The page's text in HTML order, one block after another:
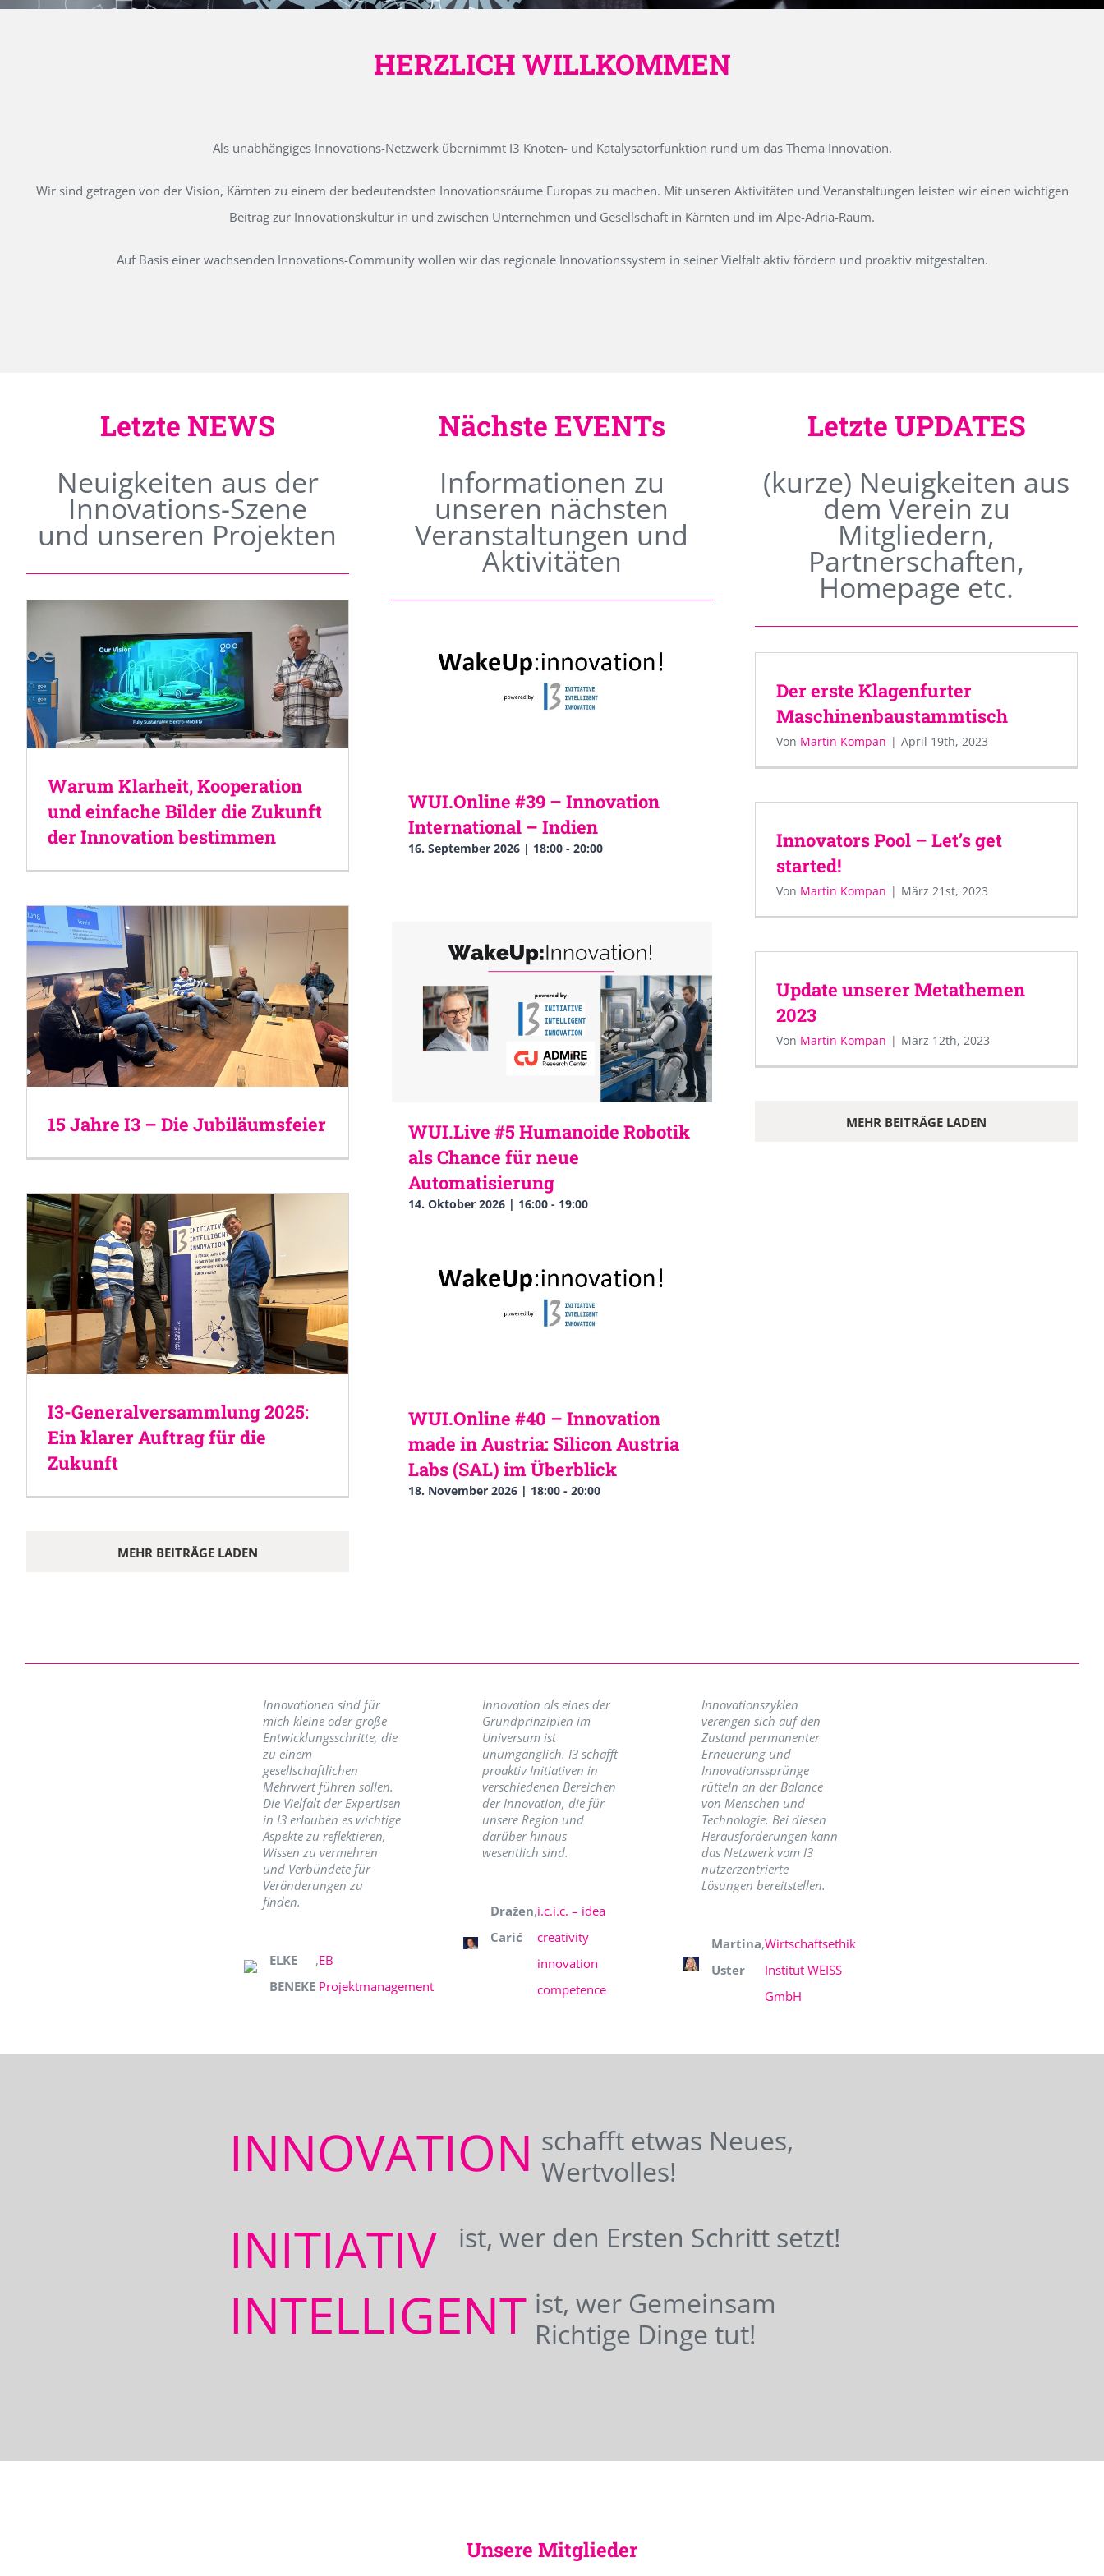
HERZLICH WILLKOMMEN
Als unabhängiges Innovations-Netzwerk übernimmt I3 Knoten- und Katalysatorfunktion rund um das Thema Innovation.
Wir sind getragen von der Vision, Kärnten zu einem der bedeutendsten Innovationsräume Europas zu machen. Mit unseren Aktivitäten und Veranstaltungen leisten wir einen wichtigen
Beitrag zur Innovationskultur in und zwischen Unternehmen und Gesellschaft in Kärnten und im Alpe-Adria-Raum.
Auf Basis einer wachsenden Innovations-Community wollen wir das regionale Innovationssystem in seiner Vielfalt aktiv fördern und proaktiv mitgestalten.
Letzte NEWS
Neuigkeiten aus der
Innovations-Szene
und unseren Projekten
Warum Klarheit, Kooperation
und einfache Bilder die Zukunft
der Innovation bestimmen
15 Jahre I3 – Die Jubiläumsfeier
I3-Generalversammlung 2025:
Ein klarer Auftrag für die
Zukunft
MEHR BEITRÄGE LADEN
Nächste EVENTs
Informationen zu
unseren nächsten
Veranstaltungen und
Aktivitäten
WUI.Online #39 – Innovation
International – Indien
16. September 2026 | 18:00- 20:00
WUI.Live #5 Humanoide Robotik
als Chance für neue
Automatisierung
14. Oktober 2026 | 16:00- 19:00
WUI.Online #40 – Innovation
made in Austria: Silicon Austria
Labs (SAL) im Überblick
18. November 2026 | 18:00- 20:00
Letzte UPDATES
(kurze) Neuigkeiten aus
dem Verein zu
Mitgliedern,
Partnerschaften,
Homepage etc.
Der erste Klagenfurter
Maschinenbaustammtisch
Von Martin Kompan | April 19th, 2023
Innovators Pool – Let’s get
started!
Von Martin Kompan | März 21st, 2023
Update unserer Metathemen
2023
Von Martin Kompan | März 12th, 2023
MEHR BEITRÄGE LADEN
Innovationen sind für
mich kleine oder große
Entwicklungsschritte, die
zu einem
gesellschaftlichen
Mehrwert führen sollen.
Die Vielfalt der Expertisen
in I3 erlauben es wichtige
Aspekte zu reflektieren,
Wissen zu vermehren
und Verbündete für
Veränderungen zu
finden.
ELKE
BENEKE
,EB
Projektmanagement
Innovation als eines der
Grundprinzipien im
Universum ist
unumgänglich. I3 schafft
proaktiv Initiativen in
verschiedenen Bereichen
der Innovation, die für
unsere Region und
darüber hinaus
wesentlich sind.
Dražen
Carić
,i.c.i.c. – idea
creativity
innovation
competence
Innovationszyklen
verengen sich auf den
Zustand permanenter
Erneuerung und
Innovationssprünge
rütteln an der Balance
von Menschen und
Technologie. Bei diesen
Herausforderungen kann
das Netzwerk vom I3
nutzerzentrierte
Lösungen bereitstellen.
Martina
Uster
,Wirtschaftsethik
Institut WEISS
GmbH
INNOVATION schafft etwas Neues,
Wertvolles!
INITIATIV ist, wer den Ersten Schritt setzt!
INTELLIGENT ist, wer Gemeinsam
Richtige Dinge tut!
Unsere Mitglieder